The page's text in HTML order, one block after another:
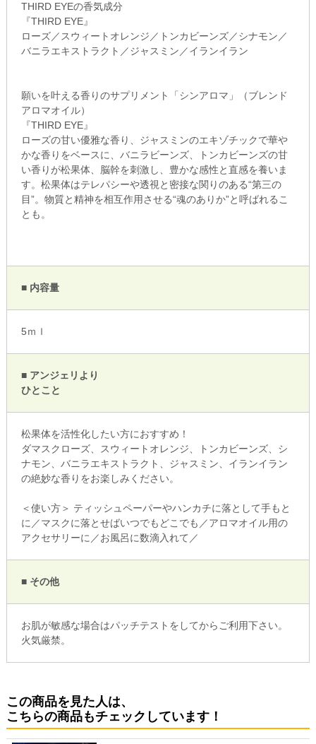
THIRD EYEの香気成分
『THIRD EYE』
ローズ／スウィートオレンジ／トンカビーンズ／シナモン／
バニラエキストラクト／ジャスミン／イランイラン
願いを叶える香りのサプリメント「シンアロマ」（ブレンド
アロマオイル）
『THIRD EYE』
ローズの甘い優雅な香り、ジャスミンのエキゾチックで華や
かな香りをベースに、バニラビーンズ、トンカビーンズの甘
い香りが松果体、脳幹を刺激し、豊かな感性と直感を養いま
す。松果体はテレパシーや透視と密接な関りのある“第三の
目”。物質と精神を相互作用させる“魂のありか”と呼ばれるこ
とも。
■ 内容量
5ｍｌ
■ アンジェリより
ひとこと
松果体を活性化したい方におすすめ！
ダマスクローズ、スウィートオレンジ、トンカビーンズ、シ
ナモン、バニラエキストラクト、ジャスミン、イランイラン
の絶妙な香りをお楽しみください。
＜使い方＞ ティッシュペーパーやハンカチに落として手もと
に／マスクに落とせばいつでもどこでも／アロマオイル用の
アクセサリーに／お風呂に数滴入れて／
■ その他
お肌が敏感な場合はパッチテストをしてからご利用下さい。
火気厳禁。
この商品を見た人は、
こちらの商品もチェックしています！